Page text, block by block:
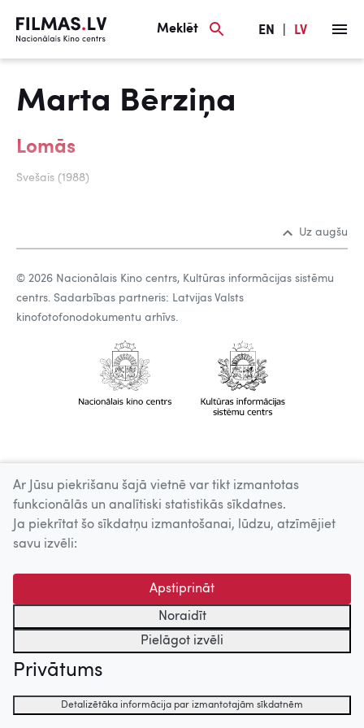
Meklēt EN LV
Marta Bērziņa
Lomās
Svešais (1988)
Uz augšu
© 2026 Nacionālais Kino centrs, Kultūras informācijas sistēmu
centrs. Sadarbības partneris: Latvijas Valsts
kinofotofonodokumentu arhīvs.
Ar Jūsu piekrišanu šajā vietnē var tikt izmantotas
funkcionālās un analītiski statistikās sīkdatnes.
Ja piekrītat šo sīkdatņu izmantošanai, lūdzu, atzīmējiet
savu izvēli:
Apstiprināt
Noraidīt
Pielāgot izvēli
Privātums
Detalizētāka informācija par izmantotajām sīkdatnēm